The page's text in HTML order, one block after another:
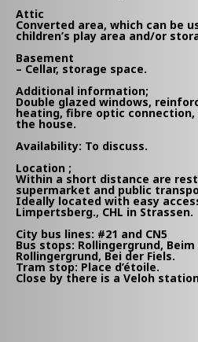
Attic
Converted area, which can be
children’s play area and/or
Basement
– Cellar, storage space.
Additional information;
Double glazed windows,
heating, fibre optic
the house.
Availability: To discuss.
Location ;
Within a short distance are
supermarket and public
Ideally located with easy
Limpertsberg., CHL in Strassen.
City bus lines: #21 and CN5
Bus stops: Rollingergrund,
Rollingergrund, Bei der Fiels.
Tram stop: Place d’étoile.
Close by there is a Veloh